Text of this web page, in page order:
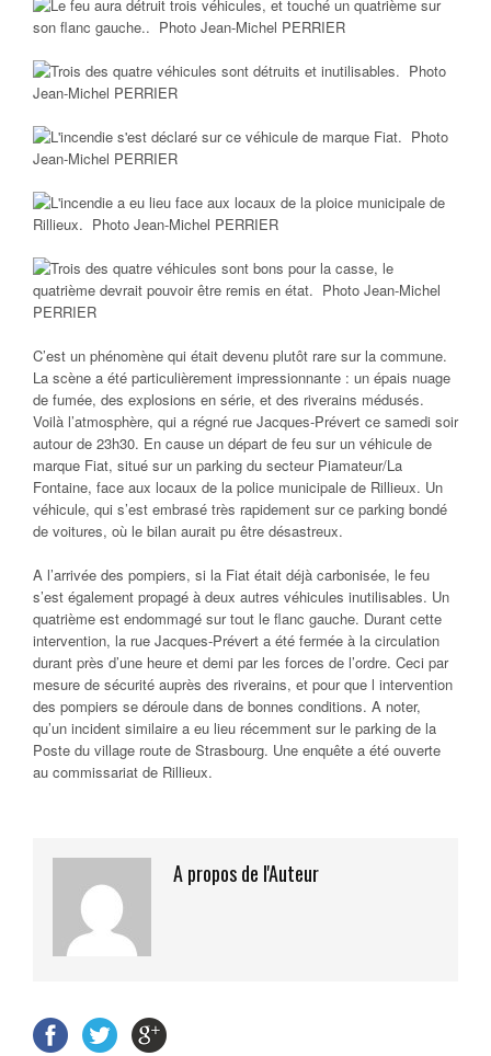
C’est un phénomène qui était devenu plutôt rare sur la commune.
La scène a été particulièrement impressionnante : un épais nuage
de fumée, des explosions en série, et des riverains médusés.
Voilà l’atmosphère, qui a régné rue Jacques-Prévert ce samedi soir
autour de 23h30. En cause un départ de feu sur un véhicule de
marque Fiat, situé sur un parking du secteur Piamateur/La
Fontaine, face aux locaux de la police municipale de Rillieux. Un
véhicule, qui s’est embrasé très rapidement sur ce parking bondé
de voitures, où le bilan aurait pu être désastreux.
A l’arrivée des pompiers, si la Fiat était déjà carbonisée, le feu
s’est également propagé à deux autres véhicules inutilisables. Un
quatrième est endommagé sur tout le flanc gauche. Durant cette
intervention, la rue Jacques-Prévert a été fermée à la circulation
durant près d’une heure et demi par les forces de l’ordre. Ceci par
mesure de sécurité auprès des riverains, et pour que l intervention
des pompiers se déroule dans de bonnes conditions. A noter,
qu’un incident similaire a eu lieu récemment sur le parking de la
Poste du village route de Strasbourg. Une enquête a été ouverte
au commissariat de Rillieux.
A propos de l'Auteur